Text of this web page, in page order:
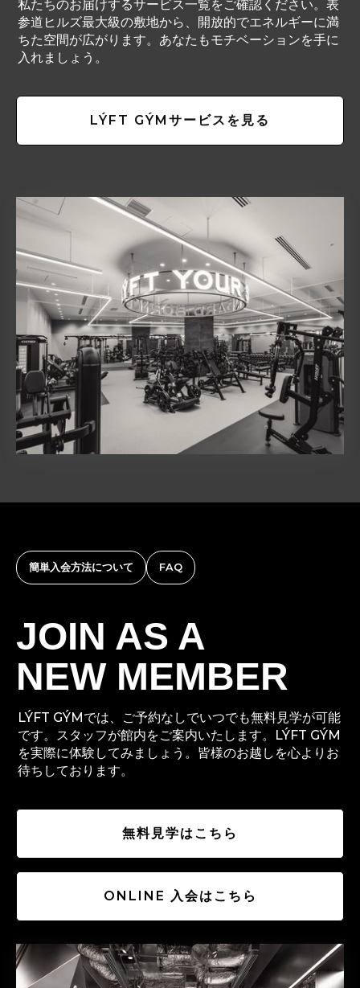
私たちのお届けするサービス一覧をご確認ください。表
参道ヒルズ最大級の敷地から、開放的でエネルギーに満
ちた空間が広がります。あなたもモチベーションを手に
入れましょう。
LÝFT GÝMサービスを見る
簡単入会方法について FAQ
JOIN AS A
NEW MEMBER
LÝFT GÝMでは、ご予約なしでいつでも無料見学が可能
です。スタッフが館内をご案内いたします。LÝFT GÝM
を実際に体験してみましょう。皆様のお越しを心よりお
待ちしております。
無料見学はこちら
ONLINE 入会はこちら